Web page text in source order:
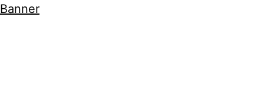
Banner